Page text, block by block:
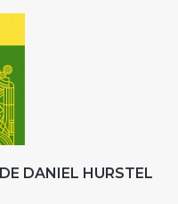
DANIEL HURSTEL